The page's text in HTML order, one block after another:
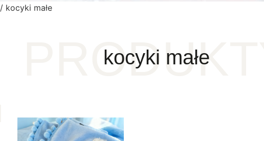
/ kocyki małe
kocyki małe
PRODUKTY